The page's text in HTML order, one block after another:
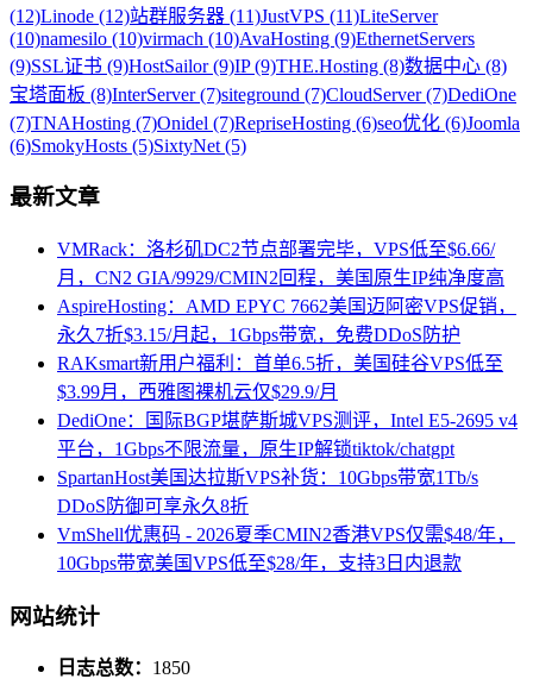
(12)Linode (12)站群服务器 (11)JustVPS (11)LiteServer
(10)namesilo (10)virmach (10)AvaHosting (9)EthernetServers
(9)SSL证书 (9)HostSailor (9)IP (9)THE.Hosting (8)数据中心 (8)
宝塔面板 (8)InterServer (7)siteground (7)CloudServer (7)DediOne
(7)TNAHosting (7)Onidel (7)RepriseHosting (6)seo优化 (6)Joomla
(6)SmokyHosts (5)SixtyNet (5)
最新文章
VMRack：洛杉矶DC2节点部署完毕，VPS低至$6.66/
月，CN2 GIA/9929/CMIN2回程，美国原生IP纯净度高
AspireHosting：AMD EPYC 7662美国迈阿密VPS促销，
永久7折$3.15/月起，1Gbps带宽，免费DDoS防护
RAKsmart新用户福利：首单6.5折，美国硅谷VPS低至
$3.99月，西雅图裸机云仅$29.9/月
DediOne：国际BGP堪萨斯城VPS测评，Intel E5-2695 v4
平台，1Gbps不限流量，原生IP解锁tiktok/chatgpt
SpartanHost美国达拉斯VPS补货：10Gbps带宽1Tb/s
DDoS防御可享永久8折
VmShell优惠码 - 2026夏季CMIN2香港VPS仅需$48/年，
10Gbps带宽美国VPS低至$28/年，支持3日内退款
网站统计
日志总数： 1850